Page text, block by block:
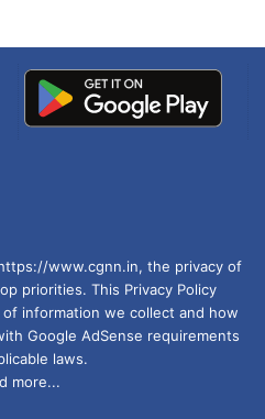
www.cgnn.in, the privacy of
priorities. This Privacy Policy
information we collect and how
Google AdSense requirements
laws.
more...